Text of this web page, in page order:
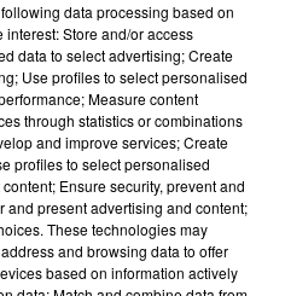
data processing based on
Store and/or access
data to select advertising; Create
Use profiles to select personalised
Measure content
through statistics or combinations
and improve services; Create
profiles to select personalised
Ensure security, prevent and
and present advertising and content;
These technologies may
and browsing data to offer
based on information actively